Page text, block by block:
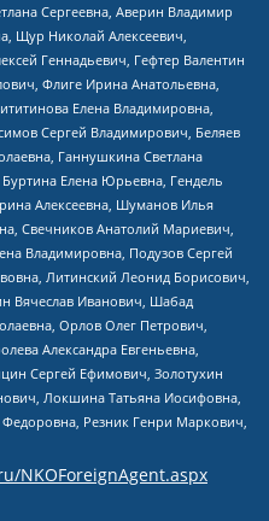
Сергеевна, Аверин Владимир
Щур Николай Алексеевич,
Геннадьевич, Гефтер Валентин
Флиге Ирина Анатольевна,
Елена Владимировна,
Сергей Владимирович, Беляев
Ганнушкина Светлана
Елена Юрьевна, Гендель
Алексеевна, Шуманов Илья
Свечников Анатолий Мариевич,
Владимировна, Подузов Сергей
Литинский Леонид Борисович,
Вячеслав Иванович, Шабад
Орлов Олег Петрович,
Александра Евгеньевна,
Сергей Ефимович, Золотухин
Локшина Татьяна Иосифовна,
Резник Генри Маркович,
NKOForeignAgent.aspx